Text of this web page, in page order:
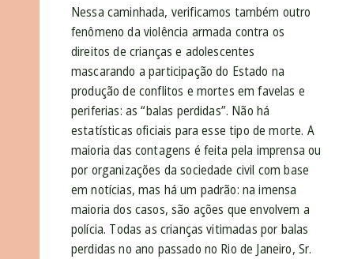
Nessa caminhada, verificamos também outro
fenômeno da violência armada contra os
direitos de crianças e adolescentes
mascarando a participação do Estado na
produção de conflitos e mortes em favelas e
periferias: as “balas perdidas”. Não há
estatísticas oficiais para esse tipo de morte. A
maioria das contagens é feita pela imprensa ou
por organizações da sociedade civil com base
em notícias, mas há um padrão: na imensa
maioria dos casos, são ações que envolvem a
polícia. Todas as crianças vitimadas por balas
perdidas no ano passado no Rio de Janeiro, Sr.